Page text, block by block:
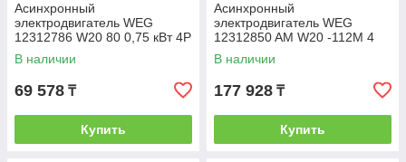
Асинхронный
электродвигатель WEG
12312786 W20 80 0,75 кВт 4P
B3T 220-460 В 50 Гц
В наличии
69 578 ₸
Купить
Асинхронный
электродвигатель WEG
12312850 AM W20 -112M 4
кВт 4P B3T 380-460 В 50 Гц
В наличии
177 928 ₸
Купить